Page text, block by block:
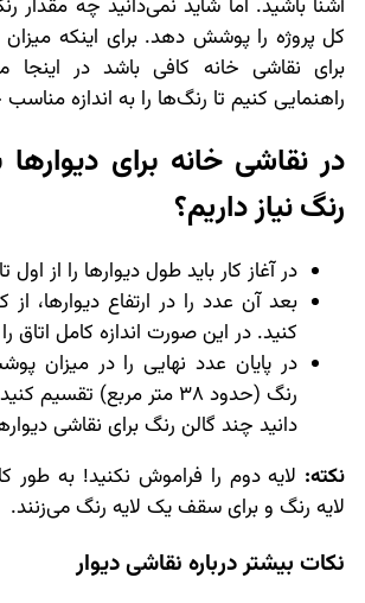
آشنا باشید. اما شاید نمی‌دانید چه مقدار
کل پروژه را پوشش دهد. برای اینکه
برای نقاشی خانه کافی باشد در اینجا
راهنمایی کنیم تا رنگ‌ها را به اندازه
در نقاشی خانه برای
رنگ نیاز داریم؟
در آغاز کار باید طول دیوارها را از اول
بعد آن عدد را در ارتفاع
کنید. در این صورت اندازه کامل اتاق
در پایان عدد نهایی را در میزان
رنگ (حدود 38 متر مربع)
دانید چند گالن رنگ برای نقاشی
نکته: لایه دوم را فراموش نکنید! به طور
لایه رنگ و برای سقف یک لایه رنگ می‌زنند.
نکات بیشتر درباره نقاشی دیوار